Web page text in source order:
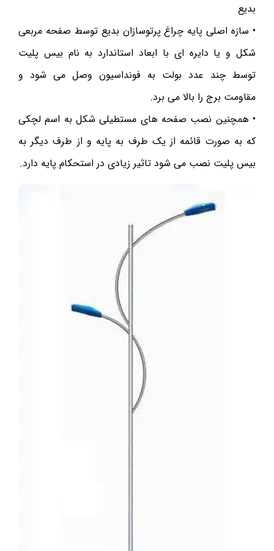
بدیع
• سازه اصلی پایه چراغ پرتوسازان بدیع توسط صفحه مربعی
شکل و یا دایره ای با ابعاد استاندارد به نام بیس پلیت
توسط چند عدد بولت به فونداسیون وصل می شود و
مقاومت برج را بالا می برد.
• همچنین نصب صفحه های مستطیلی شکل به اسم لچکی
که به صورت قائمه از یک طرف به پایه و از طرف دیگر به
بیس پلیت نصب می شود تاثیر زیادی در استحکام پایه دارد.